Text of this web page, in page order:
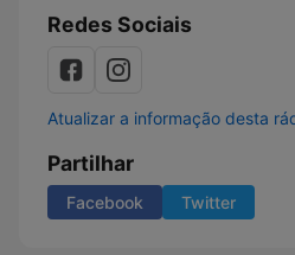
Redes Sociais
Atualizar a informação desta
Partilhar
Facebook Twitter